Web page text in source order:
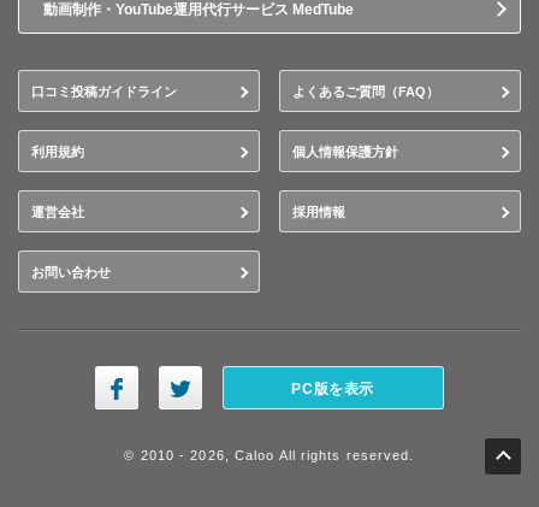
動画制作・YouTube運用代行サービス MedTube
口コミ投稿ガイドライン よくあるご質問（FAQ）
利用規約 個人情報保護方針
運営会社 採用情報
お問い合わせ
PC版を表示
© 2010 - 2026, Caloo All rights reserved.